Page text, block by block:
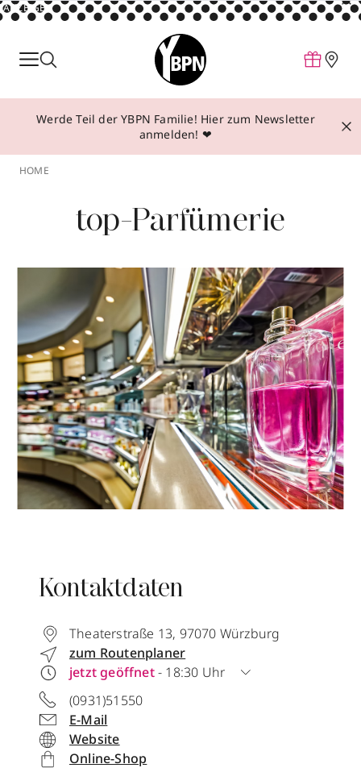
ANZEIGE
Parfum
Make-up
Behandlungen
Über YBPN
Aktionen
Storefinder
Werde Teil der YBPN Familie! Hier zum Newsletter
anmelden! ❤
HOME
top-Parfümerie
Kontaktdaten
Theaterstraße 13, 97070 Würzburg
zum Routenplaner
jetzt geöffnet- 18:30 Uhr
(0931)51550
E-Mail
Website
Online-Shop